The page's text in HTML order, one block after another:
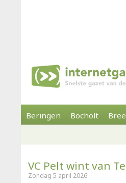
Beringen Bocholt Bree
VC Pelt wint van
Zondag 5 april 2026